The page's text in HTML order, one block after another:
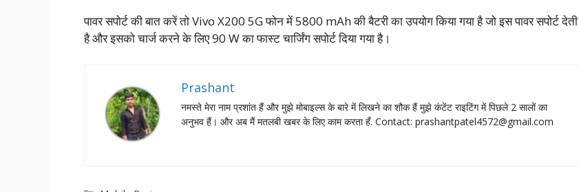
पावर सपोर्ट की बात करें तो Vivo X200 5G फोन में 5800 mAh की बैटरी का उपयोग किया गया है जो इस पावर सपोर्ट देती
है और इसको चार्ज करने के लिए 90 W का फास्ट चार्जिंग सपोर्ट दिया गया है।
Prashant
नमस्‍ते मेरा नाम प्रशांत हैं और मुझे मोबाइल्‍स के बारे में लिखने का शौक हैं मुझे कंटेंट राइटिंग में पिछले 2 सालों का
अनुभव हैं। और अब मैं मतलबी खबर के लिए काम करता हँ. Contact: prashantpatel4572@gmail.com